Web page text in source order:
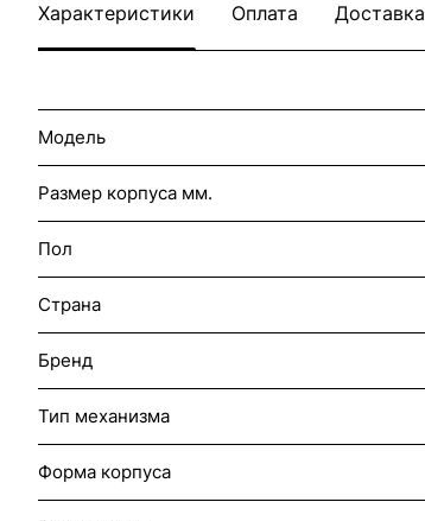
Характеристики Оплата Доставка
Модель
Размер корпуса мм.
Пол
Страна
Бренд
Тип механизма
Форма корпуса